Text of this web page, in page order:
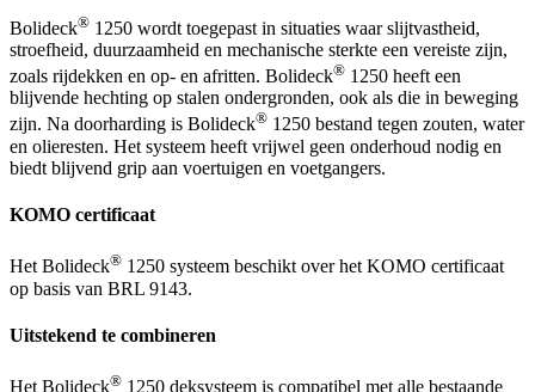
Bolideck® 1250 wordt toegepast in situaties waar slijtvastheid,
stroefheid, duurzaamheid en mechanische sterkte een vereiste zijn,
zoals rijdekken en op- en afritten. Bolideck® 1250 heeft een
blijvende hechting op stalen ondergronden, ook als die in beweging
zijn. Na doorharding is Bolideck® 1250 bestand tegen zouten, water
en olieresten. Het systeem heeft vrijwel geen onderhoud nodig en
biedt blijvend grip aan voertuigen en voetgangers.
KOMO certificaat
Het Bolideck® 1250 systeem beschikt over het KOMO certificaat
op basis van BRL 9143.
Uitstekend te combineren
Het Bolideck® 1250 deksysteem is compatibel met alle bestaande